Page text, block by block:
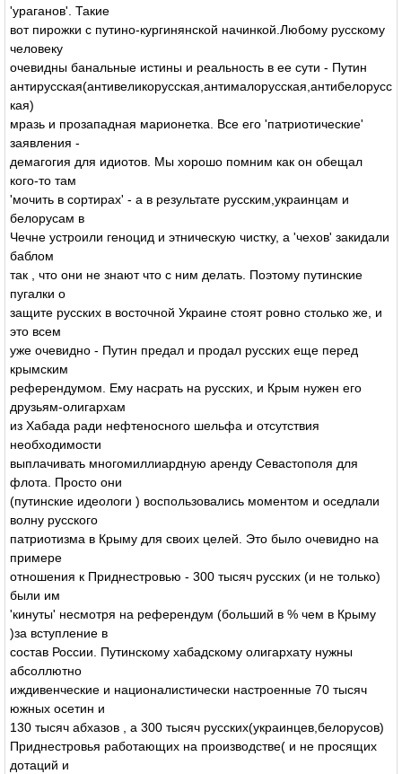
'ураганов'. Такие
вот пирожки с путино-кургинянской начинкой.Любому русскому
человеку
очевидны банальные истины и реальность в ее сути - Путин
антирусская(антивеликорусская,антималорусская,антибелорусс
кая)
мразь и прозападная марионетка. Все его 'патриотические'
заявления -
демагогия для идиотов. Мы хорошо помним как он обещал
кого-то там
'мочить в сортирах' - а в результате русским,украинцам и
белорусам в
Чечне устроили геноцид и этническую чистку, а 'чехов' закидали
баблом
так , что они не знают что с ним делать. Поэтому путинские
пугалки о
защите русских в восточной Украине стоят ровно столько же, и
это всем
уже очевидно - Путин предал и продал русских еще перед
крымским
референдумом. Ему насрать на русских, и Крым нужен его
друзьям-олигархам
из Хабада ради нефтеносного шельфа и отсутствия
необходимости
выплачивать многомиллиардную аренду Севастополя для
флота. Просто они
(путинские идеологи ) воспользовались моментом и оседлали
волну русского
патриотизма в Крыму для своих целей. Это было очевидно на
примере
отношения к Приднестровью - 300 тысяч русских (и не только)
были им
'кинуты' несмотря на референдум (больший в % чем в Крыму
)за вступление в
состав России. Путинскому хабадскому олигархату нужны
абсоллютно
иждивенческие и националистически настроенные 70 тысяч
южных осетин и
130 тысяч абхазов , а 300 тысяч русских(украинцев,белорусов)
Приднестровья работающих на производстве( и не просящих
дотаций и